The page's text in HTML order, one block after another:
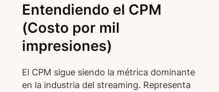
Entendiendo el CPM
(Costo por mil
impresiones)
El CPM sigue siendo la métrica dominante
en la industria del streaming. Representa